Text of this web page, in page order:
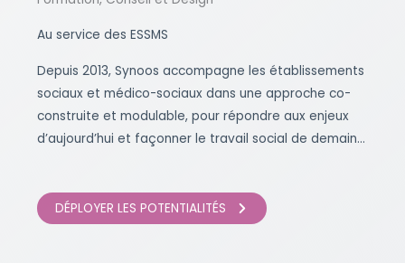
Au service des ESSMS
Depuis 2013, Synoos accompagne les établissements
sociaux et médico-sociaux dans une approche co-
construite et modulable, pour répondre aux enjeux
d’aujourd’hui et façonner le travail social de demain…
DÉPLOYER LES POTENTIALITÉS